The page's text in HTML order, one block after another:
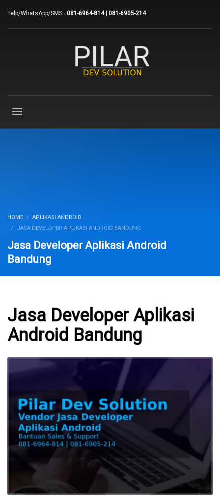
Telp/WhatsApp/SMS : 081-6964-814 | 081-6905-214
HOME
APLIKASI ANDROID
JASA DEVELOPER APLIKASI ANDROID BANDUNG
Jasa Developer Aplikasi Android
Bandung
Jasa Developer Aplikasi
Android Bandung